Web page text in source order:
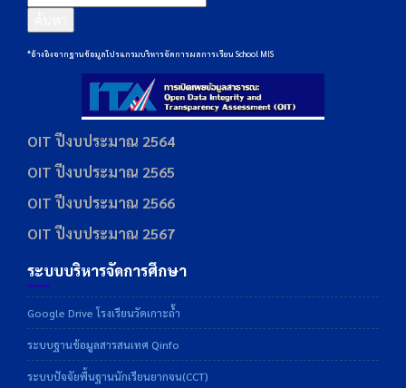
*อ้างอิงจากฐานข้อมูลโปรแกรมบริหารจัดการผลการเรียน School MIS
OIT ปีงบประมาณ 2564
OIT ปีงบประมาณ 2565
OIT ปีงบประมาณ 2566
OIT ปีงบประมาณ 2567
ระบบบริหารจัดการศึกษา
Google Drive โรงเรียนวัดเกาะถ้ำ
ระบบฐานข้อมูลสารสนเทศ Qinfo
ระบบปัจจัยพื้นฐานนักเรียนยากจน(CCT)